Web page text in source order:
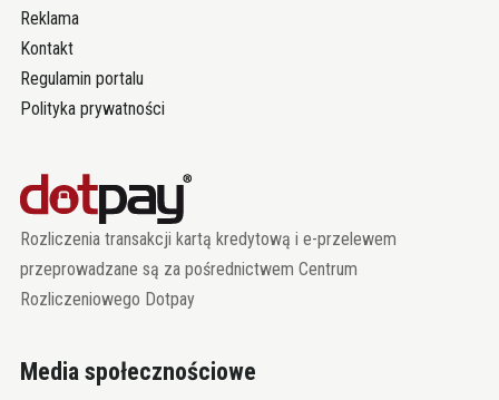
Reklama
Kontakt
Regulamin portalu
Polityka prywatności
Rozliczenia transakcji kartą kredytową i e-przelewem
przeprowadzane są za pośrednictwem Centrum
Rozliczeniowego Dotpay
Media społecznościowe